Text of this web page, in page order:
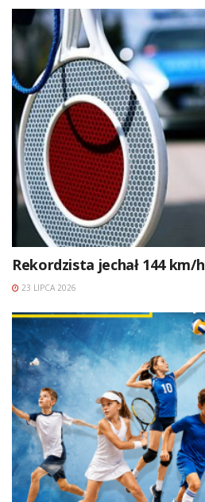
Rekordzista jechał 144 km/h
23 LIPCA 2026